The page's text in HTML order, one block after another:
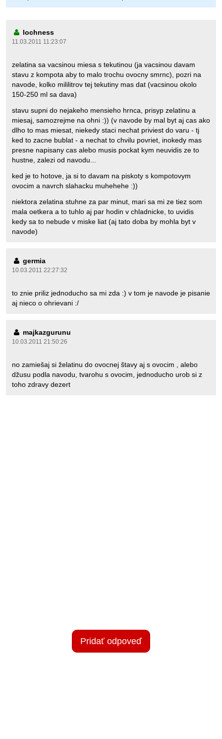
lochness
11.03.2011 11:23:07
zelatina sa vacsinou miesa s tekutinou (ja vacsinou davam
stavu z kompota aby to malo trochu ovocny smrnc), pozri na
navode, kolko mililitrov tej tekutiny mas dat (vacsinou okolo
150-250 ml sa dava)
stavu supni do nejakeho mensieho hrnca, prisyp zelatinu a
miesaj, samozrejme na ohni :)) (v navode by mal byt aj cas ako
dlho to mas miesat, niekedy staci nechat priviest do varu - tj
ked to zacne bublat - a nechat to chvilu povriet, inokedy mas
presne napisany cas alebo musis pockat kym neuvidis ze to
hustne, zalezi od navodu...
ked je to hotove, ja si to davam na piskoty s kompotovym
ovocim a navrch slahacku muhehehe :))
niektora zelatina stuhne za par minut, mari sa mi ze tiez som
mala oetkera a to tuhlo aj par hodin v chladnicke, to uvidis
kedy sa to nebude v miske liat (aj tato doba by mohla byt v
navode)
germia
10.03.2011 22:27:32
to znie priliz jednoducho sa mi zda :) v tom je navode je pisanie
aj nieco o ohrievani :/
majkazgurunu
10.03.2011 21:50:26
no zamiešaj si želatinu do ovocnej štavy aj s ovocim , alebo
džusu podla navodu, tvarohu s ovocim, jednoducho urob si z
toho zdravy dezert
Pridať odpoveď